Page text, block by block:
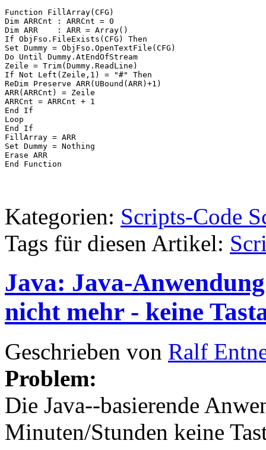
Function FillArray(CFG)
Dim ARRCnt : ARRCnt = 0
Dim ARR	   : ARR = Array()
If ObjFso.FileExists(CFG) Then
Set Dummy = ObjFso.OpenTextFile(CFG)
Do Until Dummy.AtEndOfStream
Zeile = Trim(Dummy.ReadLine)
If Not Left(Zeile,1) = "#" Then
ReDim Preserve ARR(UBound(ARR)+1)
ARR(ARRCnt) = Zeile
ARRCnt = ARRCnt + 1
End If
Loop
End If
FillArray = ARR
Set Dummy = Nothing
Erase ARR
End Function
Kategorien: Scripts-Code
Tags für diesen Artikel:
Java: Java-
nicht mehr - keine
Geschrieben von Ralf
Problem:
Die Java--basierende
Minuten/Stunden keine